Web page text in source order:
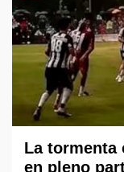
La tormenta
en pleno